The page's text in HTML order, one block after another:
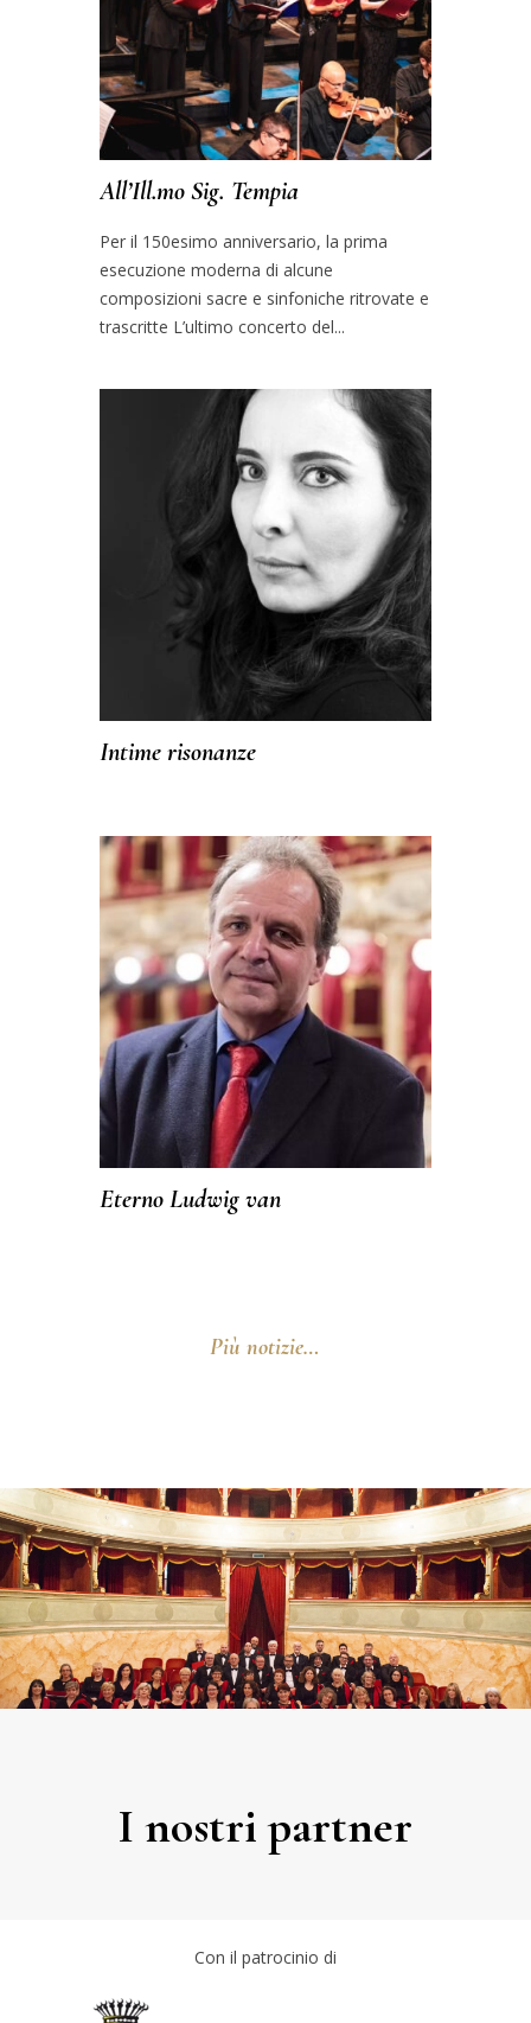
All’Ill.mo Sig. Tempia
Per il 150esimo anniversario, la prima
esecuzione moderna di alcune
composizioni sacre e sinfoniche ritrovate e
trascritte L’ultimo concerto del...
Intime risonanze
Eterno Ludwig van
Più notizie…
I nostri partner
Con il patrocinio di